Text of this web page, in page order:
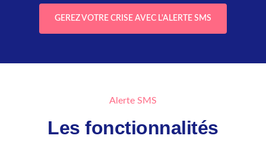
GEREZ VOTRE CRISE AVEC L'ALERTE SMS
Alerte SMS
Les fonctionnalités